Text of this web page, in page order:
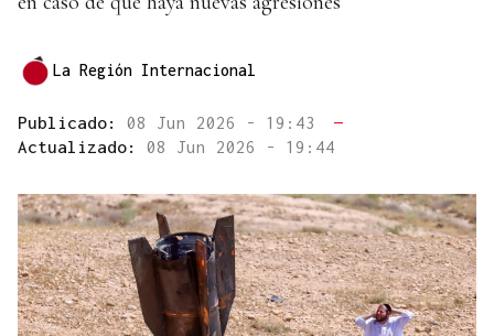
La Región Internacional
Publicado: 08 Jun 2026 - 19:43
—
Actualizado: 08 Jun 2026 - 19:44